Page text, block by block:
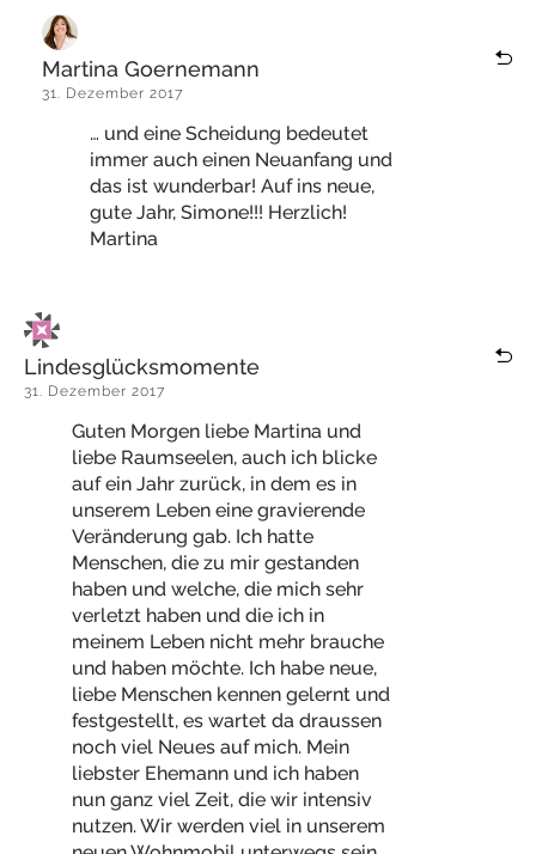
Martina Goernemann
31. Dezember 2017
… und eine Scheidung bedeutet
immer auch einen Neuanfang und
das ist wunderbar! Auf ins neue,
gute Jahr, Simone!!! Herzlich!
Martina
Lindesglücksmomente
31. Dezember 2017
Guten Morgen liebe Martina und
liebe Raumseelen, auch ich blicke
auf ein Jahr zurück, in dem es in
unserem Leben eine gravierende
Veränderung gab. Ich hatte
Menschen, die zu mir gestanden
haben und welche, die mich sehr
verletzt haben und die ich in
meinem Leben nicht mehr brauche
und haben möchte. Ich habe neue,
liebe Menschen kennen gelernt und
festgestellt, es wartet da draussen
noch viel Neues auf mich. Mein
liebster Ehemann und ich haben
nun ganz viel Zeit, die wir intensiv
nutzen. Wir werden viel in unserem